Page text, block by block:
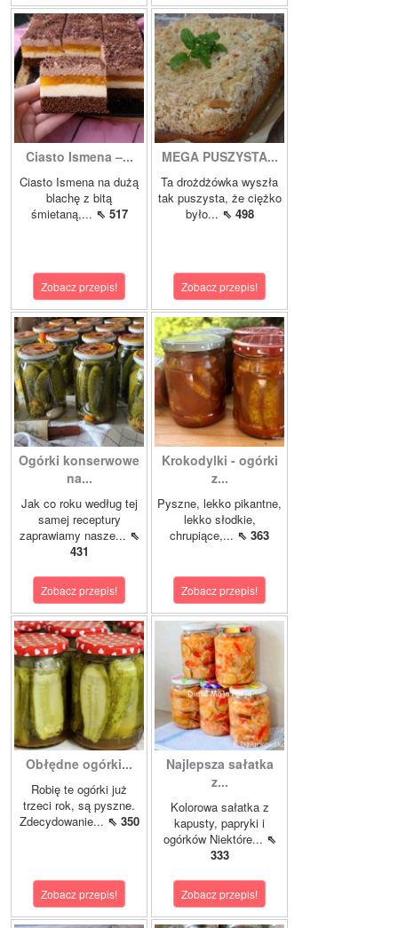
Ciasto Ismena –...
Ciasto Ismena na dużą
blachę z bitą
śmietaną,... ⇖ 517
Zobacz przepis!
MEGA PUSZYSTA...
Ta drożdżówka wyszła
tak puszysta, że ciężko
było... ⇖ 498
Zobacz przepis!
Ogórki konserwowe
na...
Jak co roku według tej
samej receptury
zaprawiamy nasze... ⇖
431
Zobacz przepis!
Krokodylki - ogórki
z...
Pyszne, lekko pikantne,
lekko słodkie,
chrupiące,... ⇖ 363
Zobacz przepis!
Obłędne ogórki...
Robię te ogórki już
trzeci rok, są pyszne.
Zdecydowanie... ⇖ 350
Zobacz przepis!
Najlepsza sałatka
z...
Kolorowa sałatka z
kapusty, papryki i
ogórków Niektóre... ⇖
333
Zobacz przepis!